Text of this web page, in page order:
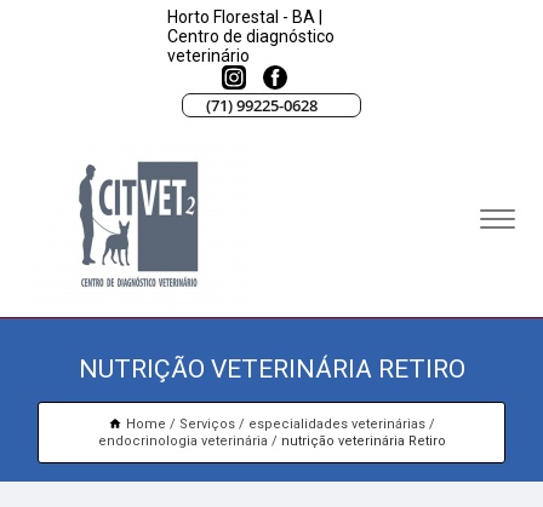
Horto Florestal - BA |
Centro de diagnóstico
veterinário
(71) 99225-0628
NUTRIÇÃO VETERINÁRIA RETIRO
Home Serviços
especialidades veterinárias
endocrinologia veterinária
nutrição veterinária Retiro